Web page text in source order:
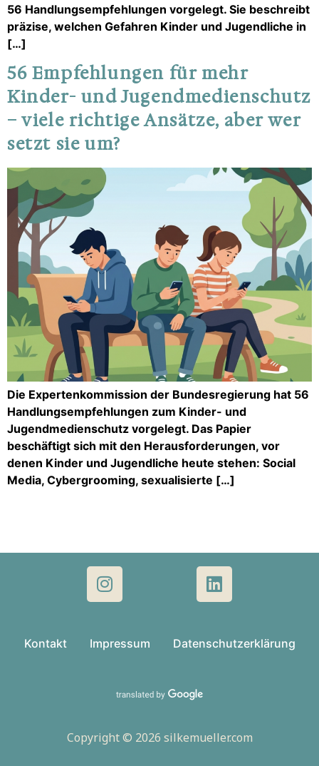
56 Handlungsempfehlungen vorgelegt. Sie beschreibt
präzise, welchen Gefahren Kinder und Jugendliche in
[…]
56 Empfehlungen für mehr
Kinder- und Jugendmedienschutz
– viele richtige Ansätze, aber wer
setzt sie um?
Die Expertenkommission der Bundesregierung hat 56
Handlungsempfehlungen zum Kinder- und
Jugendmedienschutz vorgelegt. Das Papier
beschäftigt sich mit den Herausforderungen, vor
denen Kinder und Jugendliche heute stehen: Social
Media, Cybergrooming, sexualisierte […]
Kontakt Impressum Datenschutzerklärung
Copyright © 2026 silkemueller.com